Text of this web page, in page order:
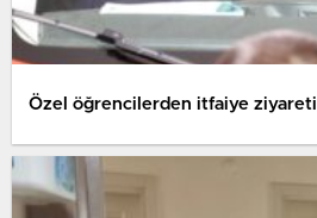
Özel öğrencilerden itfaiye ziyareti